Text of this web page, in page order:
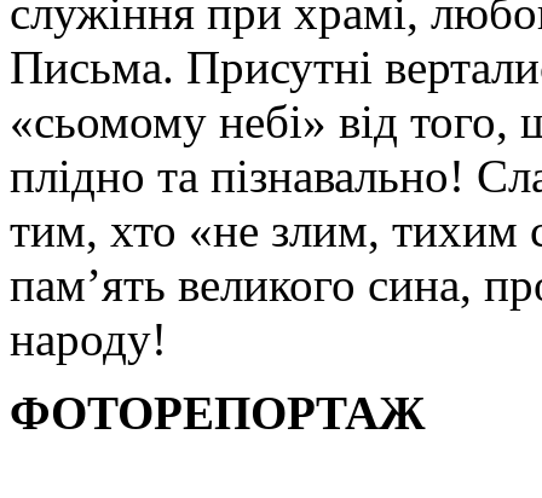
служіння при храмі,
Письма. Присутні
«сьомому небі» від того,
плідно та пізнавально!
тим, хто «не злим, тихим
пам’ять великого сина,
народу!
ФОТОРЕПОРТАЖ